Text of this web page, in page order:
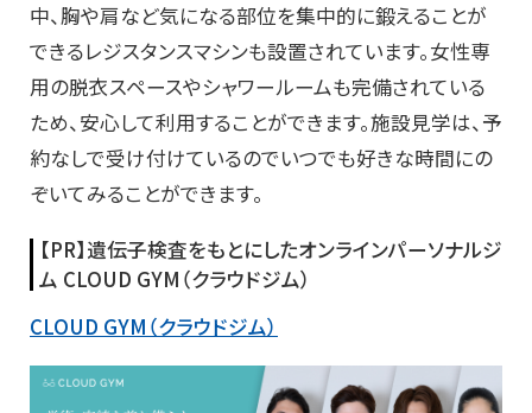
中、胸や肩など気になる部位を集中的に鍛えることが
できるレジスタンスマシンも設置されています。女性専
用の脱衣スペースやシャワールームも完備されている
ため、安心して利用することができます。施設見学は、予
約なしで受け付けているのでいつでも好きな時間にの
ぞいてみることができます。
【PR】遺伝子検査をもとにしたオンラインパーソナルジ
ム CLOUD GYM（クラウドジム）
CLOUD GYM（クラウドジム）